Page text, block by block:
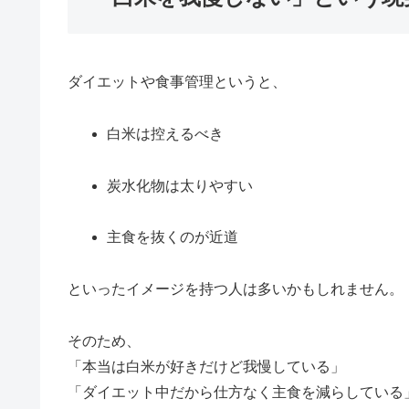
ダイエットや食事管理というと、
白米は控えるべき
炭水化物は太りやすい
主食を抜くのが近道
といったイメージを持つ人は多いかもしれません。
そのため、
「本当は白米が好きだけど我慢している」
「ダイエット中だから仕方なく主食を減らしている